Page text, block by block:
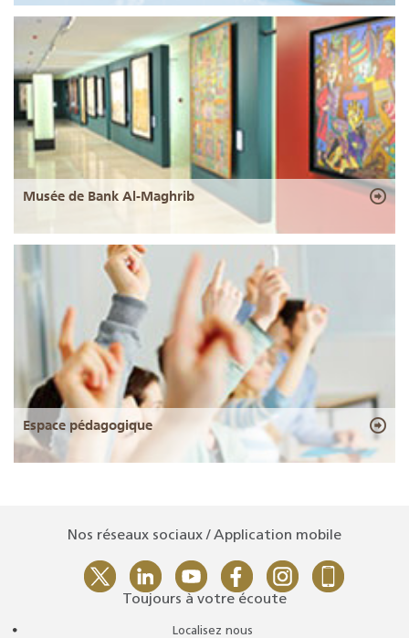
Musée de Bank Al-Maghrib
Espace pédagogique
Nos réseaux sociaux / Application mobile
Toujours à votre écoute
Localisez nous